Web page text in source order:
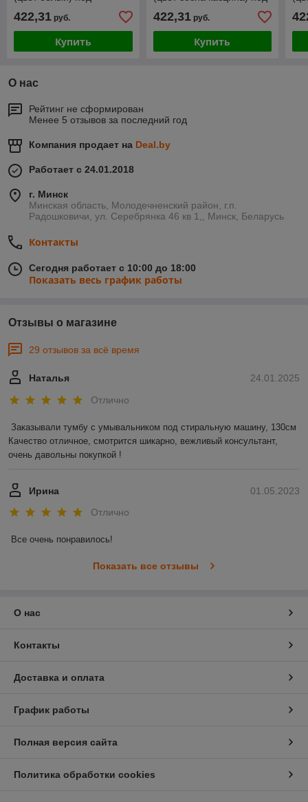
столешницу 140 см над
стиральной машиной
422,31 руб.
Купить
столешницу 140 см над
стиральной машиной
422,31руб.
Купить
О нас
Рейтинг не сформирован
Менее 5 отзывов за последний год
Компания продает на Deal.by
Работает с 24.01.2018
г. Минск
Минская область, Молодечненский район, г.п.
Радошковичи, ул. Серебрянка 46 кв 1,, Минск, Беларусь
Контакты
Сегодня работает с 10:00 до 18:00
Показать весь график работы
Отзывы о магазине
29 отзывов за всё время
24.01.2025
Наталья
Отлично
Заказывали тумбу с умывальником под стиральную машину, 130см
Качество отличное, смотрится шикарно, вежливый консультант,
очень давольны покупкой !
01.05.2023
Ирина
Отлично
Все очень понравилось!
Показать все отзывы
О нас
Контакты
Доставка и оплата
График работы
Полная версия сайта
Политика обработки cookies